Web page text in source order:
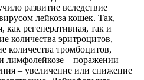
развитие вследствие
лейкоза кошек. Так,
регенеративная, так и
количества эритроцитов,
количества тромбоцитов,
лимфолейкозе – поражении
– увеличение или снижение